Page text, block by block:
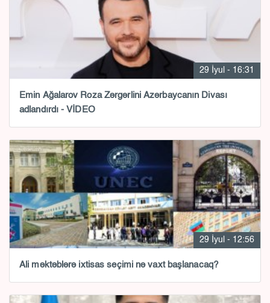
29 İyul - 16:31
Emin Ağalarov Roza Zərgərlini Azərbaycanın Divası
adlandırdı - VİDEO
29 İyul - 12:56
Ali məktəblərə ixtisas seçimi nə vaxt başlanacaq?